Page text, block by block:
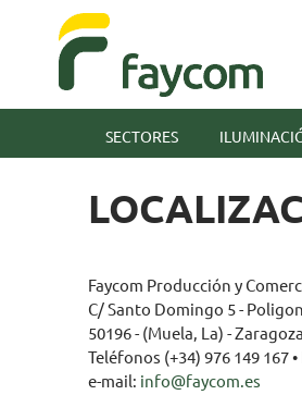
SECTORES
Faycom Producción y
C/ Santo Domingo 5 -
50196 - (Muela, La) - Zaragoza
Teléfonos (+34) 976 149 167
e-mail: info@faycom.es